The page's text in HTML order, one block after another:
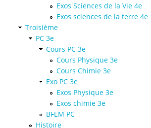
Exos Sciences de la Vie 4e
Exos sciences de la terre 4e
Troisième
PC 3e
Cours PC 3e
Cours Physique 3e
Cours Chimie 3e
Exo PC 3e
Exos Physique 3e
Exos chimie 3e
BFEM PC
Histoire